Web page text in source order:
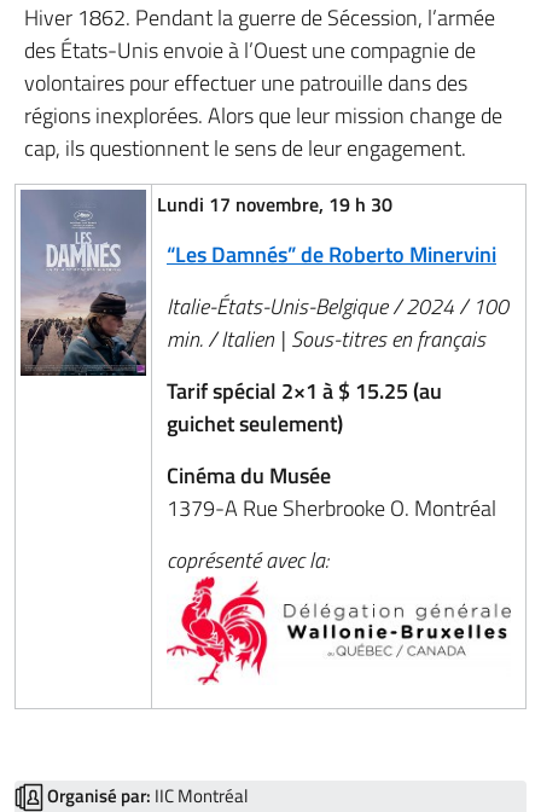
Hiver 1862. Pendant la guerre de Sécession, l’armée
des États-Unis envoie à l’Ouest une compagnie de
volontaires pour effectuer une patrouille dans des
régions inexplorées. Alors que leur mission change de
cap, ils questionnent le sens de leur engagement.
Lundi 17 novembre, 19 h 30
“Les Damnés” de Roberto Minervini
Italie-États-Unis-Belgique / 2024 / 100
min. / Italien | Sous-titres en français
Tarif spécial 2×1 à $ 15.25 (au
guichet seulement)
Cinéma du Musée
1379-A Rue Sherbrooke O. Montréal
coprésenté avec la:
Organisé par: IIC Montréal